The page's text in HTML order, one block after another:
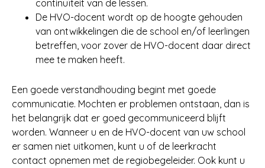
continuïteit van de lessen.
De HVO-docent wordt op de hoogte gehouden
van ontwikkelingen die de school en/of leerlingen
betreffen, voor zover de HVO-docent daar direct
mee te maken heeft.
Een goede verstandhouding begint met goede
communicatie. Mochten er problemen ontstaan, dan is
het belangrijk dat er goed gecommuniceerd blijft
worden. Wanneer u en de HVO-docent van uw school
er samen niet uitkomen, kunt u of de leerkracht
contact opnemen met de regiobegeleider. Ook kunt u